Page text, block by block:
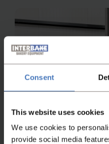
Consent
This website uses cookies
We use cookies to
provide social media